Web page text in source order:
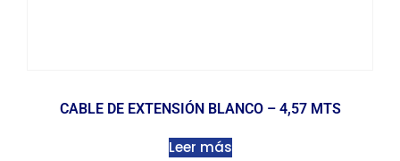
CABLE DE EXTENSIÓN BLANCO – 4,57 MTS
Leer más